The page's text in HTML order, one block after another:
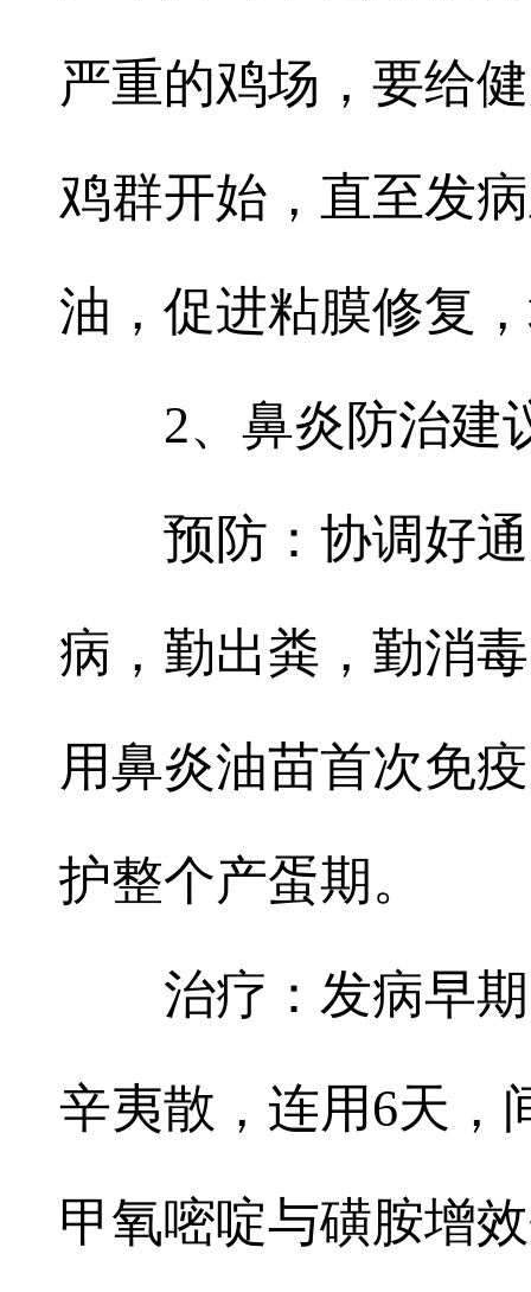
严重的鸡场，要给
鸡群开始，直至发
油，促进粘膜修复
2、鼻炎防治建
预防：协调好
病，勤出粪，勤消
用鼻炎油苗首次免
护整个产蛋期。
治疗：发病早
辛夷散，连用6天，
甲氧嘧啶与磺胺增